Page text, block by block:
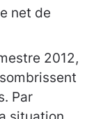
net de
2012,
Par